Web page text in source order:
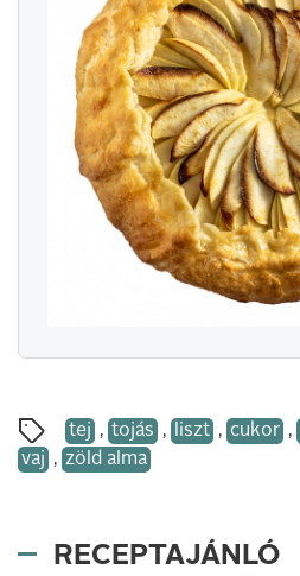
tej , tojás , liszt , cukor ,
vaj , zöld alma
RECEPTAJÁNLÓ